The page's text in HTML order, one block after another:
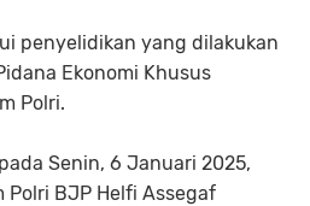
penyelidikan yang dilakukan
Ekonomi Khusus
Polri.
Senin, 6 Januari 2025,
Polri BJP Helfi Assegaf